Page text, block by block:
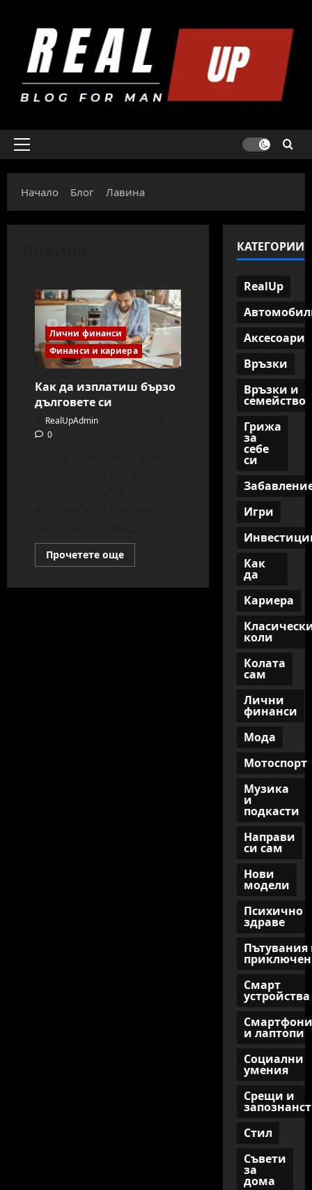
content
Primary
Начало
Блог Лавина
Лични финанси
Финанси и кариера
Как да изплатиш бързо
дълговете си
RealUpAdmin
0
Прочетете ощеRead
more
КАТЕГОРИИ
RealUp
Аксесоари
Връзки
Връзки и
семейство
Грижа
за
себе
си
Игри
Как
да
Кариера
коли
Колата
сам
Лични
финанси
Мода
Мотоспорт
Музика
и
подкасти
Направи
си сам
Нови
модели
Психично
здраве
Пътувания
Смарт
устройства
Смартфони
и лаптопи
Социални
умения
Срещи и
Стил
Съвети
за
дома